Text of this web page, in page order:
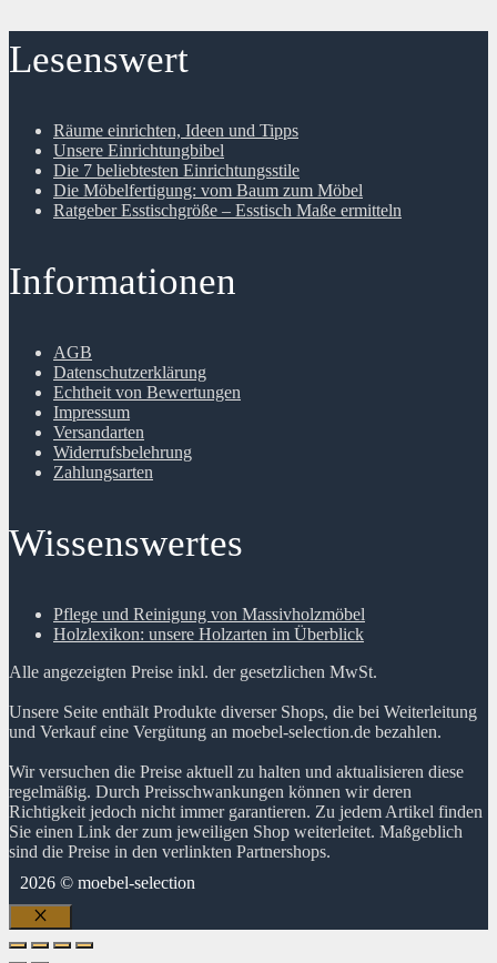
Lesenswert
Räume einrichten, Ideen und Tipps
Unsere Einrichtungbibel
Die 7 beliebtesten Einrichtungsstile
Die Möbelfertigung: vom Baum zum Möbel
Ratgeber Esstischgröße – Esstisch Maße ermitteln
Informationen
AGB
Datenschutzerklärung
Echtheit von Bewertungen
Impressum
Versandarten
Widerrufsbelehrung
Zahlungsarten
Wissenswertes
Pflege und Reinigung von Massivholzmöbel
Holzlexikon: unsere Holzarten im Überblick
Alle angezeigten Preise inkl. der gesetzlichen MwSt.
Unsere Seite enthält Produkte diverser Shops, die bei Weiterleitung
und Verkauf eine Vergütung an moebel-selection.de bezahlen.
Wir versuchen die Preise aktuell zu halten und aktualisieren diese
regelmäßig. Durch Preisschwankungen können wir deren
Richtigkeit jedoch nicht immer garantieren. Zu jedem Artikel finden
Sie einen Link der zum jeweiligen Shop weiterleitet. Maßgeblich
sind die Preise in den verlinkten Partnershops.
2026 © moebel-selection
Schließen